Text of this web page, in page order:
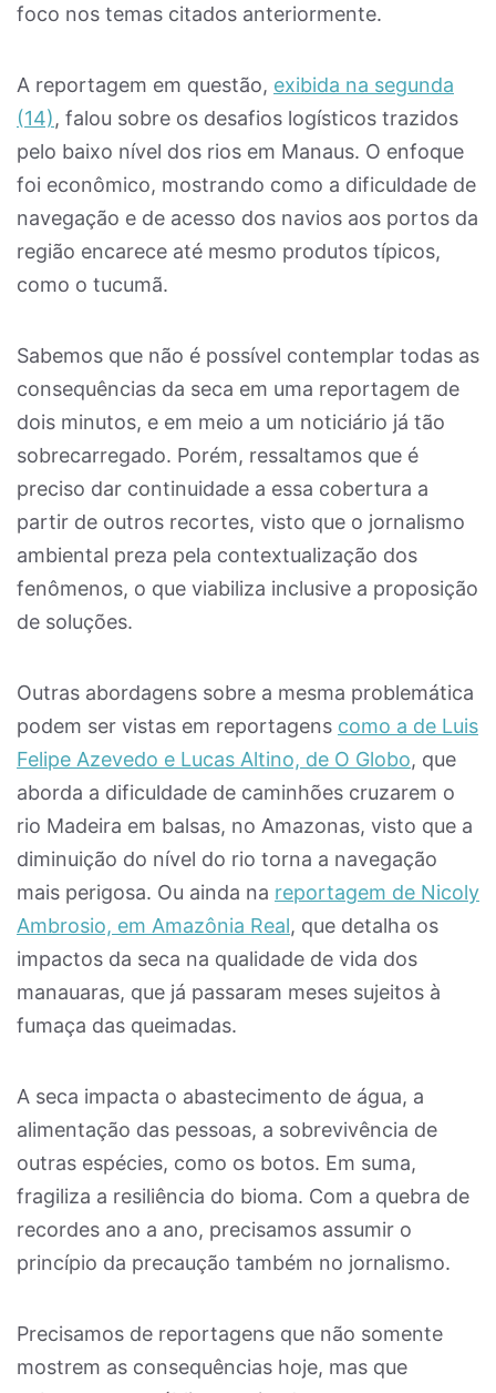
foco nos temas citados anteriormente.
A reportagem em questão, exibida na segunda
(14), falou sobre os desafios logísticos trazidos
pelo baixo nível dos rios em Manaus. O enfoque
foi econômico, mostrando como a dificuldade de
navegação e de acesso dos navios aos portos da
região encarece até mesmo produtos típicos,
como o tucumã.
Sabemos que não é possível contemplar todas as
consequências da seca em uma reportagem de
dois minutos, e em meio a um noticiário já tão
sobrecarregado. Porém, ressaltamos que é
preciso dar continuidade a essa cobertura a
partir de outros recortes, visto que o jornalismo
ambiental preza pela contextualização dos
fenômenos, o que viabiliza inclusive a proposição
de soluções.
Outras abordagens sobre a mesma problemática
podem ser vistas em reportagens como a de Luis
Felipe Azevedo e Lucas Altino, de O Globo, que
aborda a dificuldade de caminhões cruzarem o
rio Madeira em balsas, no Amazonas, visto que a
diminuição do nível do rio torna a navegação
mais perigosa. Ou ainda na reportagem de Nicoly
Ambrosio, em Amazônia Real, que detalha os
impactos da seca na qualidade de vida dos
manauaras, que já passaram meses sujeitos à
fumaça das queimadas.
A seca impacta o abastecimento de água, a
alimentação das pessoas, a sobrevivência de
outras espécies, como os botos. Em suma,
fragiliza a resiliência do bioma. Com a quebra de
recordes ano a ano, precisamos assumir o
princípio da precaução também no jornalismo.
Precisamos de reportagens que não somente
mostrem as consequências hoje, mas que